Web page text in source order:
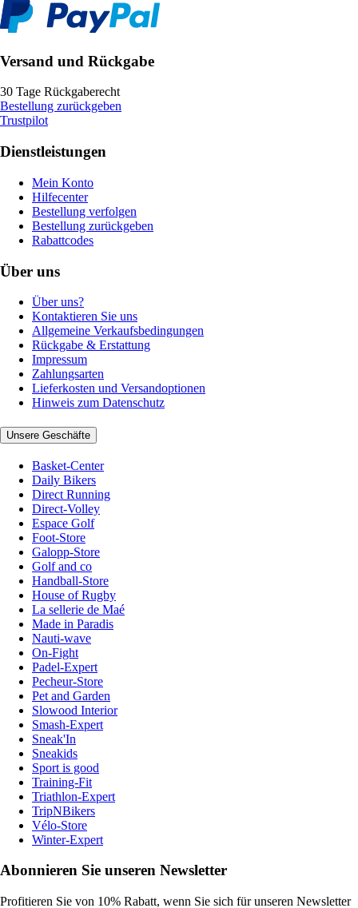
Versand und Rückgabe
30 Tage Rückgaberecht
Bestellung zurückgeben
Trustpilot
Dienstleistungen
Mein Konto
Hilfecenter
Bestellung verfolgen
Bestellung zurückgeben
Rabattcodes
Über uns
Über uns?
Kontaktieren Sie uns
Allgemeine Verkaufsbedingungen
Rückgabe & Erstattung
Impressum
Zahlungsarten
Lieferkosten und Versandoptionen
Hinweis zum Datenschutz
Unsere Geschäfte
Basket-Center
Daily Bikers
Direct Running
Direct-Volley
Espace Golf
Foot-Store
Galopp-Store
Golf and co
Handball-Store
House of Rugby
La sellerie de Maé
Made in Paradis
Nauti-wave
On-Fight
Padel-Expert
Pecheur-Store
Pet and Garden
Slowood Interior
Smash-Expert
Sneak'In
Sneakids
Sport is good
Training-Fit
Triathlon-Expert
TripNBikers
Vélo-Store
Winter-Expert
Abonnieren Sie unseren Newsletter
Profitieren Sie von 10% Rabatt, wenn Sie sich für unseren Newsletter